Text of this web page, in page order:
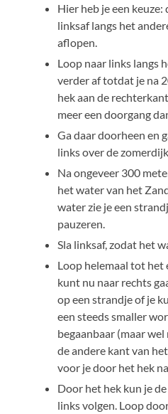
Hier heb je een
linksaf langs het
aflopen.
Loop naar links langs
verder af totdat je na
hek aan de
meer een doorgang
Ga daar doorheen en
links over de
Na ongeveer 300
het water van het
water zie je een
pauzeren.
Sla linksaf, zodat het
Loop helemaal tot het
kunt nu naar rechts
op een strandje of je
een steeds smaller
begaanbaar (maar
de andere kant van
voor je door het hek
Door het hek kun je
links volgen. Loop